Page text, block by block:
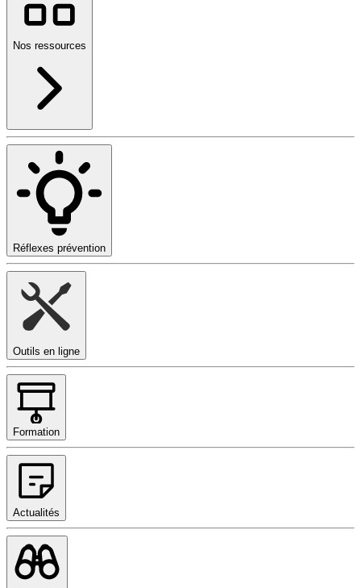
Nos ressources
Réflexes prévention
Outils en ligne
Formation
Actualités